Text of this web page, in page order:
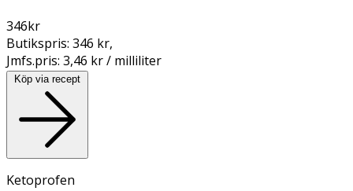
346kr
Butikspris: 346 kr,
Jmfs.pris: 3,46 kr / milliliter
Köp via recept
Ketoprofen